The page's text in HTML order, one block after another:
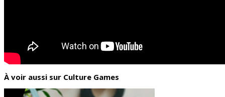
À voir aussi sur Culture Games